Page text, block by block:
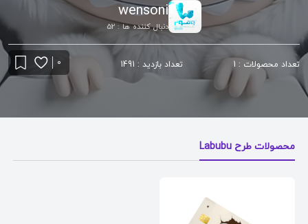
wensoni
دنبال کننده ها : 52
تعداد محصولات : 1 تعداد بازدید : 1491 0
محصولات طرح Labubu